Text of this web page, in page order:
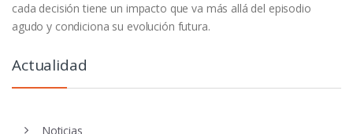
cada decisión tiene un impacto que va más allá del episodio
agudo y condiciona su evolución futura.
Actualidad
Noticias